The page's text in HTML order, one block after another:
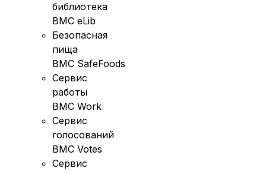
библиотека
BMC eLib
Безопасная
пища
BMC SafeFoods
Сервис
работы
BMC Work
Сервис
голосований
BMC Votes
Сервис